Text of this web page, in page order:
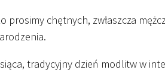
prosimy chętnych, zwłaszcza
tradycyjny dzień modlitw w